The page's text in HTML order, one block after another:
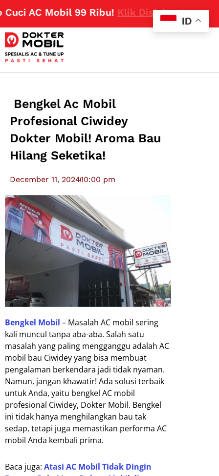
AC Mobil 99 Ribu!Klik Disini
Bengkel Ac Mobil
Profesional Ciwidey
Dokter Mobil! Aroma Bau
Hilang Seketika!
December 11, 202410:00 pm
Bengkel Mobil – Masalah AC mobil sering
kali muncul tanpa aba-aba. Salah satu
masalah yang paling mengganggu adalah AC
mobil bau Ciwidey yang bisa membuat
pengalaman berkendara jadi tidak nyaman.
Namun, jangan khawatir! Ada solusi terbaik
untuk Anda, yaitu bengkel AC mobil
profesional Ciwidey, Dokter Mobil. Bengkel
ini tidak hanya menghilangkan bau tak
sedap, tetapi juga memastikan performa AC
mobil Anda kembali prima.
Baca juga: Atasi AC Mobil Tidak Dingin
ID